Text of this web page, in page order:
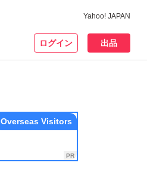
Yahoo! JAPAN
ログイン 出品
Overseas Visitors